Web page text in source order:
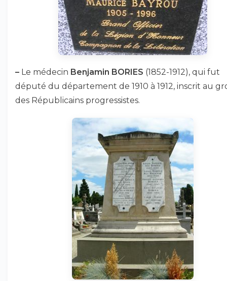
– Le médecin Benjamin BORIES (1852-1912), qui fut
député du département de 1910 à 1912, inscrit au
des Républicains progressistes.